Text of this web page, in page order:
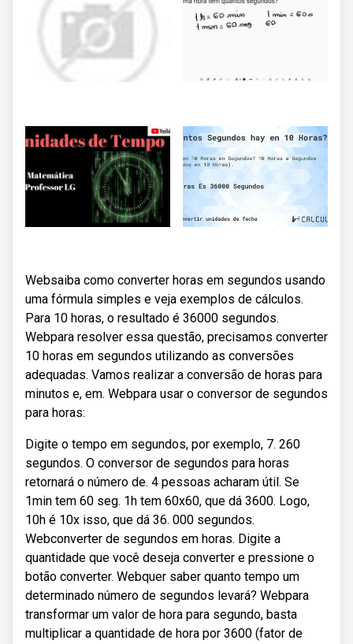
Websaiba como converter horas em segundos usando
uma fórmula simples e veja exemplos de cálculos.
Para 10 horas, o resultado é 36000 segundos.
Webpara resolver essa questão, precisamos converter
10 horas em segundos utilizando as conversões
adequadas. Vamos realizar a conversão de horas para
minutos e, em. Webpara usar o conversor de segundos
para horas:
Digite o tempo em segundos, por exemplo, 7. 260
segundos. O conversor de segundos para horas
retornará o número de. 4 pessoas acharam útil. Se
1min tem 60 seg. 1h tem 60x60, que dá 3600. Logo,
10h é 10x isso, que dá 36. 000 segundos.
Webconverter de segundos em horas. Digite a
quantidade que você deseja converter e pressione o
botão converter. Webquer saber quanto tempo um
determinado número de segundos levará? Webpara
transformar um valor de hora para segundo, basta
multiplicar a quantidade de hora por 3600 (fator de